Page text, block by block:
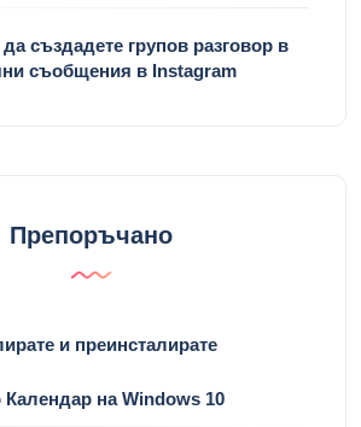
да създадете групов разговор в
съобщения в Instagram
Препоръчано
и преинсталирате
на Windows 10